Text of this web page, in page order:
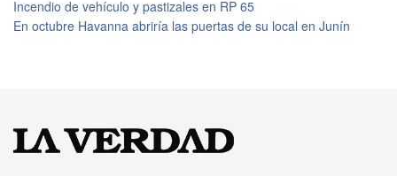
Incendio de vehículo y pastizales en RP 65
En octubre Havanna abriría las puertas de su local en Junín